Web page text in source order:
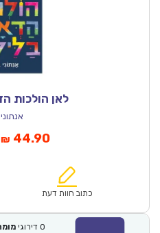
לאן הולכות
₪64.00.
₪ 44.90המחיר
הוא:
כתוב חוות דעת
0 דירוגי